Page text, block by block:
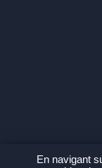
En navigant